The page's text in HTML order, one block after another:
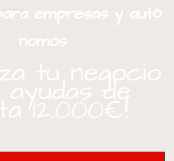
empresas y autó
nomos
tu negocio
de
12.000€!